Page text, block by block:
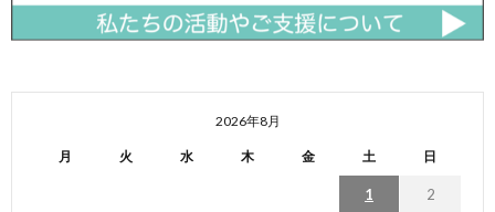
2026年8月
月 火 水 木 金 土 日
1 2